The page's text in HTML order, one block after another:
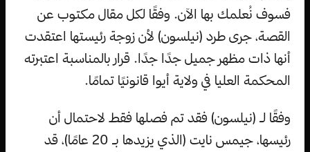
فسوف نُعلمك بها الآن. وفقًا لكل مقال مكتوب عن
القصة، جرى طرد (نيلسون) لأن زوجة رئيستها اعتقدت
أنها ذات مظهر جميل جدًا جدًا. قرار بالمناسبة اعتبرته
المحكمة العليا في ولاية أيوا قانونيًا تمامًا.
وفقًا لـ (نيلسون) فقد تم فصلها فقط لاحتمال أن
رئيسها، جيمس نايت (الذي يزيدها بـ 20 عامًا)، قد